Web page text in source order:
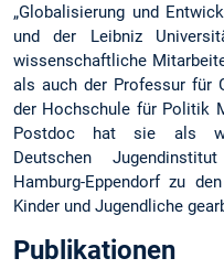
„Globalisierung und
und der Leibniz
wissenschaftliche
als auch der Professur für
der Hochschule für Politik
Postdoc hat sie als
Deutschen
Hamburg-Eppendorf zu
Kinder und Jugendliche
Publikationen